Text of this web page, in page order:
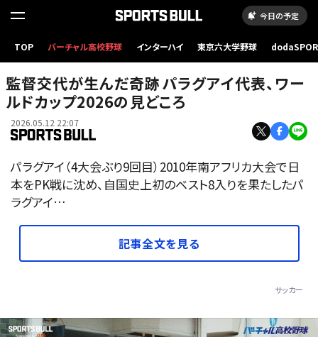
今日の予定
TOP バーチャル高校野球 インターハイ 東京六大学野球
監督交代が生んだ奇跡――パラグアイ代表、ワー
ルドカップ2026の見どころ
2026.05.12 22:07
パラグアイ（4大会ぶり9回目）2010年南アフリカ大会で日
本をPK戦に沈め、自国史上初のベスト8入りを果たしたパ
ラグアイ…
記事全文を見る
サッカー